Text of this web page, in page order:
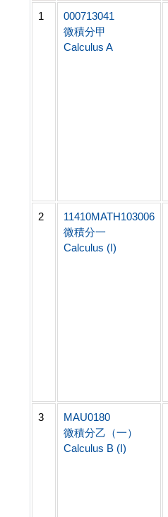
1
000713041
微積分甲
Calculus A
2
11410MATH103006
微積分一
Calculus (I)
3
MAU0180
微積分乙（一）
Calculus B (I)